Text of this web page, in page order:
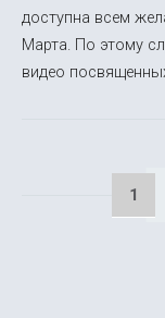
доступна всем
Марта. По этому
видео
1